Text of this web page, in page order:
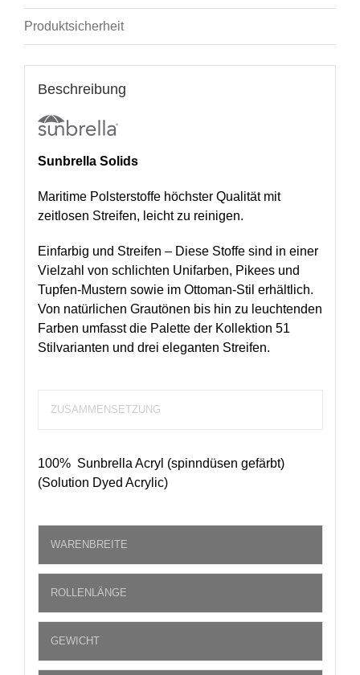
Produktsicherheit
Beschreibung
Sunbrella Solids
Maritime Polsterstoffe höchster Qualität mit
zeitlosen Streifen, leicht zu reinigen.
Einfarbig und Streifen – Diese Stoffe sind in einer
Vielzahl von schlichten Unifarben, Pikees und
Tupfen-Mustern sowie im Ottoman-Stil erhältlich.
Von natürlichen Grautönen bis hin zu leuchtenden
Farben umfasst die Palette der Kollektion 51
Stilvarianten und drei eleganten Streifen.
ZUSAMMENSETZUNG
100% Sunbrella Acryl (spinndüsen gefärbt)
(Solution Dyed Acrylic)
WARENBREITE
ROLLENLÄNGE
GEWICHT